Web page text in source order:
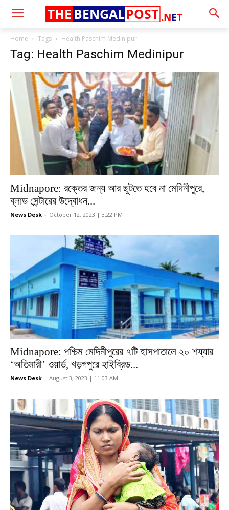
.NET
THE BENGALPOST
Home Tags Health Paschim Medinipur
Tag: Health Paschim Medinipur
Midnapore: রক্তের জন্য আর ছুটতে হবে না মেদিনীপুরে,
ব্লাড সেন্টারের উদ্বোধন...
News Desk - October 12, 2023 | 3:22 PM
Midnapore: পশ্চিম মেদিনীপুরের ৭টি হাসপাতালে ২০ শয্যার
‘অতিমারী’ ওয়ার্ড, খড়গপুরে হাইব্রিড...
News Desk - August 3, 2023 | 11:03 AM